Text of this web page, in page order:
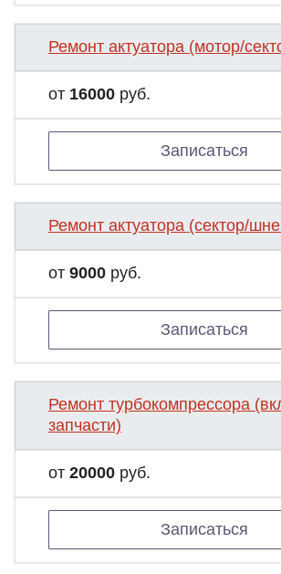
Ремонт актуатора (мотор/
от 16000 руб.
Записаться
Ремонт актуатора (сектор/
от 9000 руб.
Записаться
Ремонт турбокомпрессора
запчасти)
от 20000 руб.
Записаться